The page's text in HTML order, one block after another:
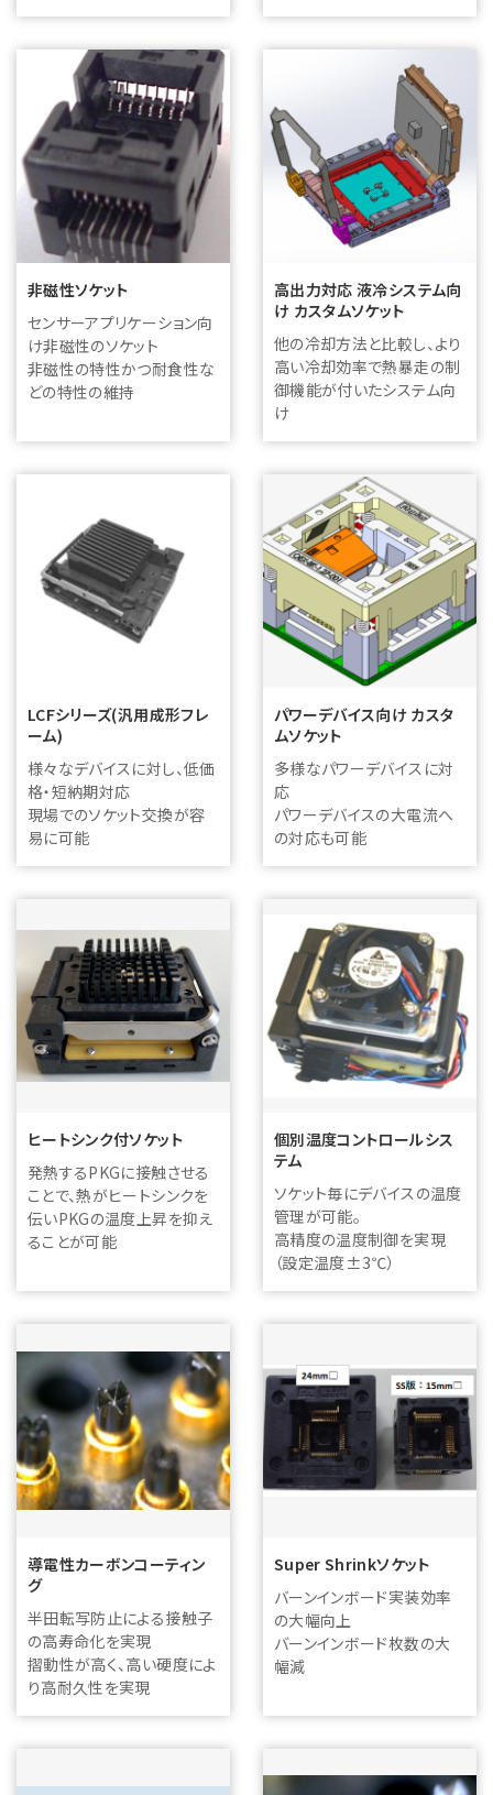
非磁性ソケット
センサーアプリケーション向
け非磁性のソケット
非磁性の特性かつ耐食性な
どの特性の維持
高出力対応 液冷システム向
け カスタムソケット
他の冷却方法と比較し、より
高い冷却効率で熱暴走の制
御機能が付いたシステム向
け
LCFシリーズ(汎用成形フレ
ーム)
様々なデバイスに対し、低価
格・短納期対応
現場でのソケット交換が容
易に可能
パワーデバイス向け カスタ
ムソケット
多様なパワーデバイスに対
応
パワーデバイスの大電流へ
の対応も可能
ヒートシンク付ソケット
発熱するPKGに接触させる
ことで、熱がヒートシンクを
伝いPKGの温度上昇を抑え
ることが可能
個別温度コントロールシス
テム
ソケット毎にデバイスの温度
管理が可能。
高精度の温度制御を実現
（設定温度±3℃）
導電性カーボンコーティン
グ
半田転写防止による接触子
の高寿命化を実現
摺動性が高く、高い硬度によ
り高耐久性を実現
Super Shrinkソケット
バーンインボード実装効率
の大幅向上
バーンインボード枚数の大
幅減